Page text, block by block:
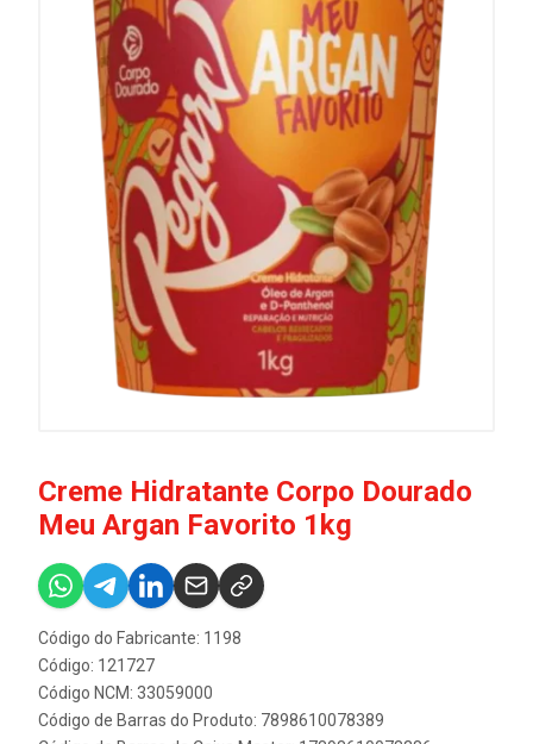
Creme Hidratante Corpo Dourado
Meu Argan Favorito 1kg
Código do Fabricante: 1198
Código: 121727
Código NCM: 33059000
Código de Barras do Produto: 7898610078389